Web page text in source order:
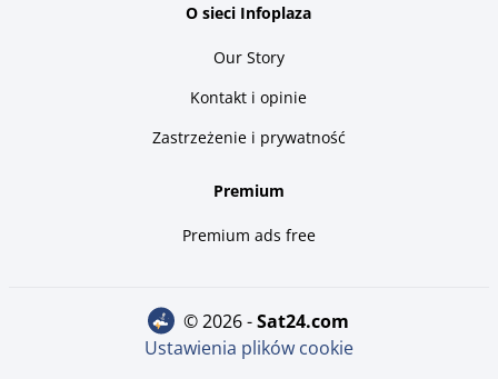
O sieci Infoplaza
Our Story
Kontakt i opinie
Zastrzeżenie i prywatność
Premium
Premium ads free
© 2026 - sat24.com
Ustawienia plików cookie